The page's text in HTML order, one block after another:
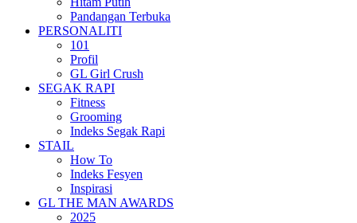
Pandangan Terbuka
PERSONALITI
101
Profil
GL Girl Crush
SEGAK RAPI
Fitness
Grooming
Indeks Segak Rapi
STAIL
How To
Indeks Fesyen
Inspirasi
GL THE MAN AWARDS
2025